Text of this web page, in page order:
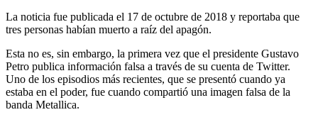
La noticia fue publicada el 17 de octubre de 2018 y reportaba que
tres personas habían muerto a raíz del apagón.
Esta no es, sin embargo, la primera vez que el presidente Gustavo
Petro publica información falsa a través de su cuenta de Twitter.
Uno de los episodios más recientes, que se presentó cuando ya
estaba en el poder, fue cuando compartió una imagen falsa de la
banda Metallica.